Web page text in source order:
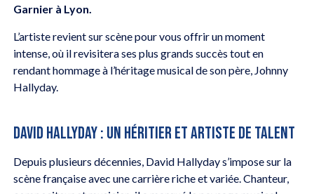
Garnier à Lyon.
L’artiste revient sur scène pour vous offrir un moment
intense, où il revisitera ses plus grands succès tout en
rendant hommage à l’héritage musical de son père, Johnny
Hallyday.
DAVID HALLYDAY : UN HÉRITIER ET ARTISTE DE TALENT
Depuis plusieurs décennies, David Hallyday s’impose sur la
scène française avec une carrière riche et variée. Chanteur,